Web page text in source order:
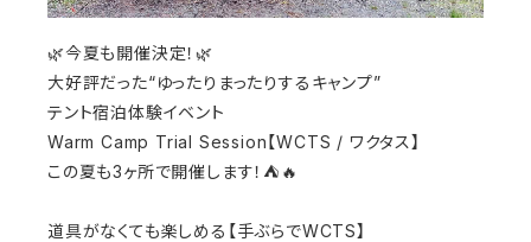
🌿今夏も開催決定！🌿
大好評だった“ゆったりまったりするキャンプ”
テント宿泊体験イベント
Warm Camp Trial Session【WCTS / ワクタス】
この夏も3ヶ所で開催します！⛺️🔥
道具がなくても楽しめる【手ぶらでWCTS】